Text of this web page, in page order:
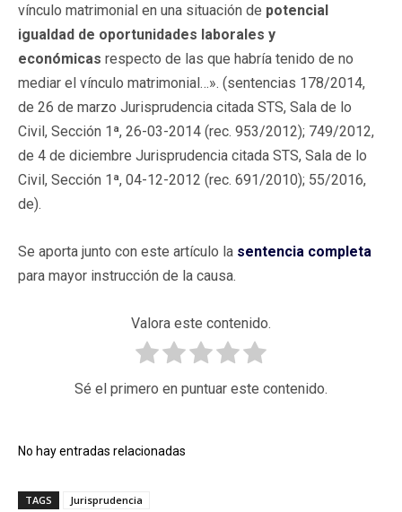
vínculo matrimonial en una situación de potencial
igualdad de oportunidades laborales y
económicas respecto de las que habría tenido de no
mediar el vínculo matrimonial…». (sentencias 178/2014,
de 26 de marzo Jurisprudencia citada STS, Sala de lo
Civil, Sección 1ª, 26-03-2014 (rec. 953/2012); 749/2012,
de 4 de diciembre Jurisprudencia citada STS, Sala de lo
Civil, Sección 1ª, 04-12-2012 (rec. 691/2010); 55/2016,
de).
Se aporta junto con este artículo la sentencia completa
para mayor instrucción de la causa.
Valora este contenido.
Sé el primero en puntuar este contenido.
No hay entradas relacionadas
TAGS Jurisprudencia